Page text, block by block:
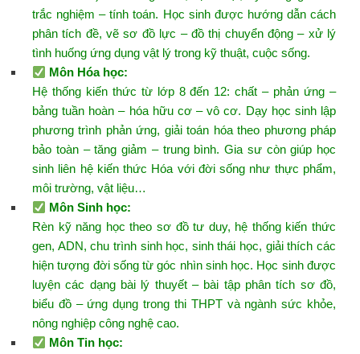
trắc nghiệm – tính toán. Học sinh được hướng dẫn cách
phân tích đề, vẽ sơ đồ lực – đồ thị chuyển động – xử lý
tình huống ứng dụng vật lý trong kỹ thuật, cuộc sống.
Môn Hóa học:
Hệ thống kiến thức từ lớp 8 đến 12: chất – phản ứng –
bảng tuần hoàn – hóa hữu cơ – vô cơ. Dạy học sinh lập
phương trình phản ứng, giải toán hóa theo phương pháp
bảo toàn – tăng giảm – trung bình. Gia sư còn giúp học
sinh liên hệ kiến thức Hóa với đời sống như thực phẩm,
môi trường, vật liệu…
Môn Sinh học:
Rèn kỹ năng học theo sơ đồ tư duy, hệ thống kiến thức
gen, ADN, chu trình sinh học, sinh thái học, giải thích các
hiện tượng đời sống từ góc nhìn sinh học. Học sinh được
luyện các dạng bài lý thuyết – bài tập phân tích sơ đồ,
biểu đồ – ứng dụng trong thi THPT và ngành sức khỏe,
nông nghiệp công nghệ cao.
Môn Tin học: